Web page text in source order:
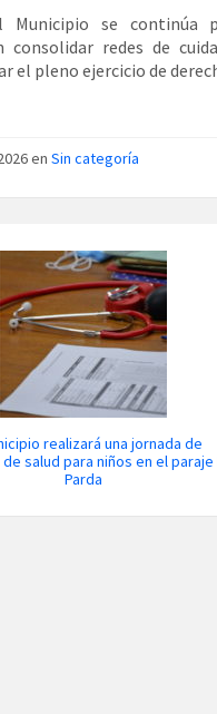
Municipio se continúa
consolidar redes de
el pleno ejercicio de
en Sin categoría
realizará una jornada de
salud para niños en el paraje
Parda